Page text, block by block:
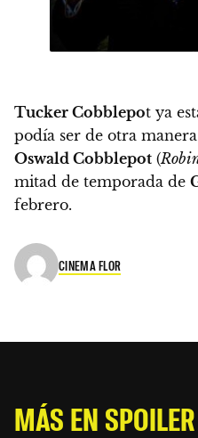
Tucker Cobblepot ya
podía ser de otra
Oswald Cobblepot (
mitad de temporada de
febrero.
CINEMA FLOR
MÁS EN SPOILER